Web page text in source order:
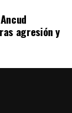
agresión y